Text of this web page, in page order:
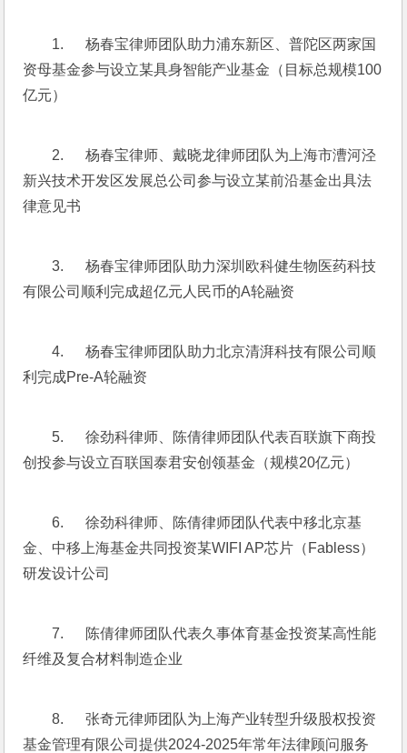
1.      杨春宝律师团队助力浦东新区、普陀区两家国
资母基金参与设立某具身智能产业基金（目标总规模100
亿元）
2.      杨春宝律师、戴晓龙律师团队为上海市漕河泾
新兴技术开发区发展总公司参与设立某前沿基金出具法
律意见书
3.      杨春宝律师团队助力深圳欧科健生物医药科技
有限公司顺利完成超亿元人民币的A轮融资
4.      杨春宝律师团队助力北京清湃科技有限公司顺
利完成Pre-A轮融资
5.      徐劲科律师、陈倩律师团队代表百联旗下商投
创投参与设立百联国泰君安创领基金（规模20亿元）
6.      徐劲科律师、陈倩律师团队代表中移北京基
金、中移上海基金共同投资某WIFI AP芯片（Fabless）
研发设计公司
7.      陈倩律师团队代表久事体育基金投资某高性能
纤维及复合材料制造企业
8.      张奇元律师团队为上海产业转型升级股权投资
基金管理有限公司提供2024-2025年常年法律顾问服务